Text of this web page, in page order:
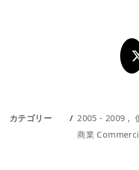
カテゴリー 2005 - 2009
商業